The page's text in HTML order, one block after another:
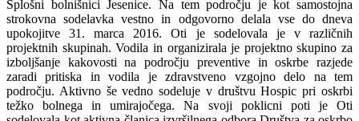
Splošni bolnišnici Jesenice. Na tem področju je kot samostojna
strokovna sodelavka vestno in odgovorno delala vse do dneva
upokojitve 31. marca 2016. Oti je sodelovala je v različnih
projektnih skupinah. Vodila in organizirala je projektno skupino za
izboljšanje kakovosti na področju preventive in oskrbe razjede
zaradi pritiska in vodila je zdravstveno vzgojno delo na tem
področju. Aktivno še vedno sodeluje v društvu Hospic pri oskrbi
težko bolnega in umirajočega. Na svoji poklicni poti je Oti